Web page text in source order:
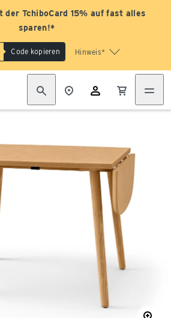
der TchiboCard 15% auf fast alles
sparen!*
Code kopieren Hinweis*